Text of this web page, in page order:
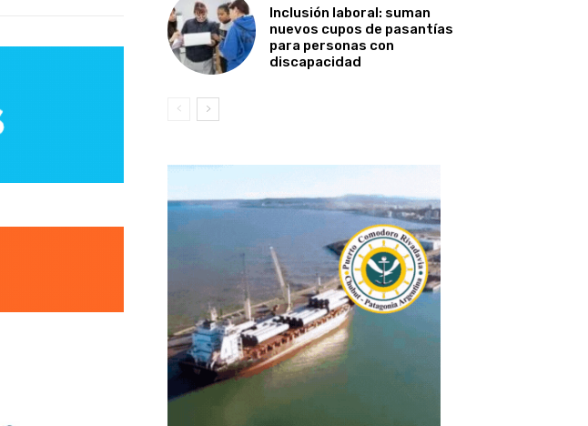
Inclusión laboral: suman
nuevos cupos de pasantías
para personas con
discapacidad